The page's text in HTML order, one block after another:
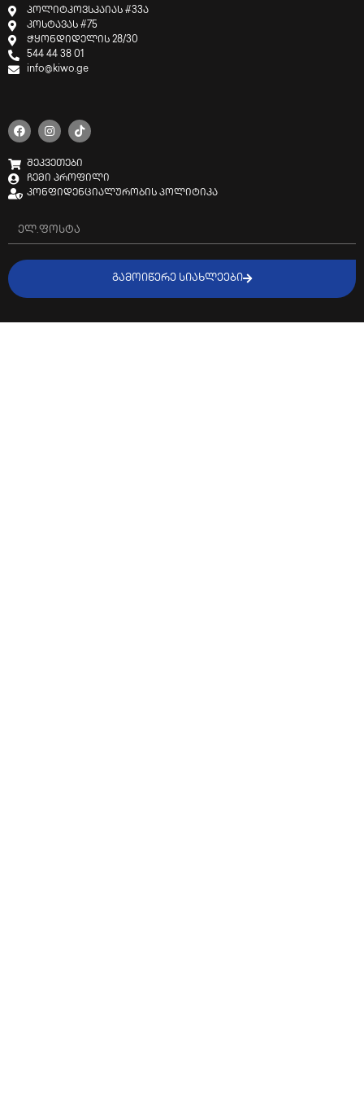
პოლიტკოვსკაიას #33ა
კოსტავას #75
ჭყონდიდელის 28/30
544 44 38 01
info@kiwo.ge
შეკვეთები
ჩემი პროფილი
კონფიდენციალურობის პოლიტიკა
ᲒᲐᲛᲝᲘᲬᲔᲠᲔ ᲡᲘᲐᲮᲚᲔᲔᲑᲘ